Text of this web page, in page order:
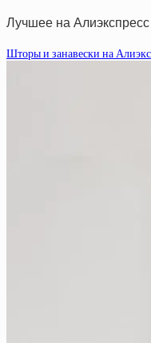
Лучшее на Алиэкспресс
Шторы и занавески на